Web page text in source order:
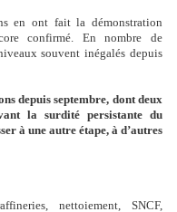
en ont fait la démonstration
confirmé. En nombre de
souvent inégalés depuis
depuis septembre, dont deux
la surdité persistante du
à une autre étape, à d’autres
nettoiement, SNCF,